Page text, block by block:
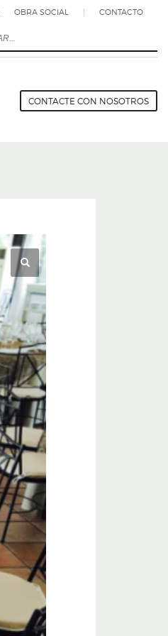
OBRA SOCIAL | CONTACTO
CONTACTE CON NOSOTROS